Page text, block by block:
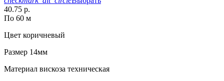
40.75 р.
По 60 м
Цвет коричневый
Размер 14мм
Материал вискоза техническая